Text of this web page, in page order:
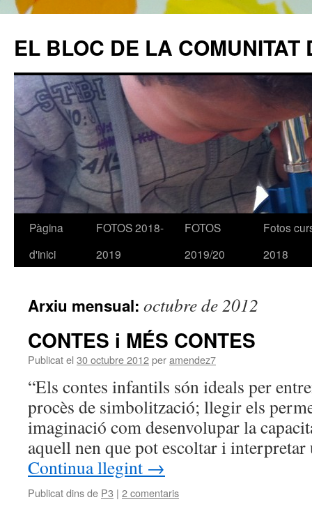
EL BLOC DE LA COMUNITAT
Vés
Pàgina
d'inici
FOTOS 2018-
2019
FOTOS
2019/20
Fotos
2018
Arxiu mensual: octubre de 2012
CONTES i MÉS CONTES
Publicat el 30 octubre 2012peramendez7
“Els contes infantils són ideals per
procès de simbolització; llegir els
imaginació com desenvolupar la
aquell nen que pot escoltar i
Continua llegint →
Publicat dins de P3 | 2 comentaris